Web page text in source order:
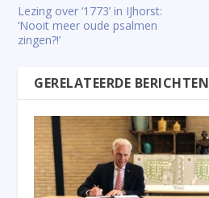
Lezing over ‘1773’ in IJhorst:
‘Nooit meer oude psalmen
zingen?!’
GERELATEERDE BERICHTEN